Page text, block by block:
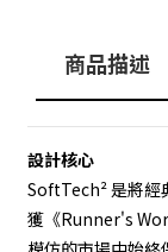
商品描述
設計核心
SoftTech² 是將經
獲《Runner's